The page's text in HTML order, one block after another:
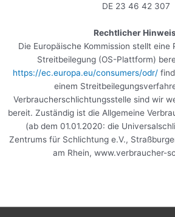
DE 23 46 42 307
Rechtlicher
Die Europäische Kommission stellt
Streitbeilegung (OS-Plattform)
https://ec.europa.eu/consumers/odr/
einem
Verbraucherschlichtungsstelle sind wir
bereit. Zuständig ist die Allgemeine
(ab dem 01.01.2020: die
Zentrums für Schlichtung e.V.,
am Rhein, www.verbraucher-